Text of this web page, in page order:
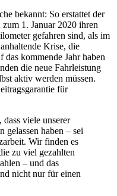
bekannt: So erstattet der
1. Januar 2020 ihren
gefahren sind, als im
Krise, die
kommende Jahr haben
die neue Fahrleistung
aktiv werden müssen.
für
viele unserer
gelassen haben – sei
Wir finden es
zu viel gezahlten
– und das
nicht nur für einen